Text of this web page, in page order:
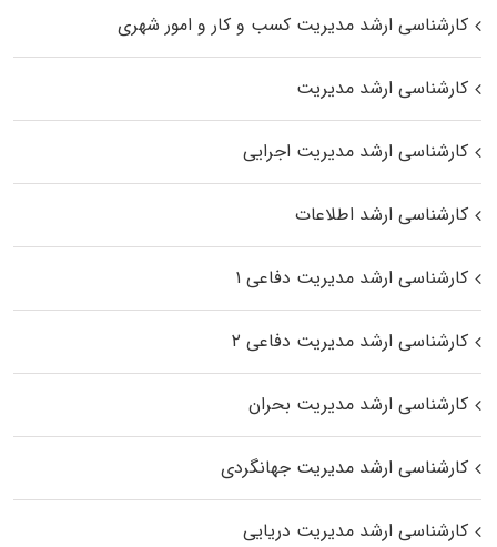
کارشناسی ارشد مدیریت کسب و کار و امور شهری
کارشناسی ارشد مدیریت
کارشناسی ارشد مدیریت اجرایی
کارشناسی ارشد اطلاعات
کارشناسی ارشد مدیریت دفاعی ۱
کارشناسی ارشد مدیریت دفاعی ۲
کارشناسی ارشد مدیریت بحران
کارشناسی ارشد مدیریت جهانگردی
کارشناسی ارشد مدیریت دریایی